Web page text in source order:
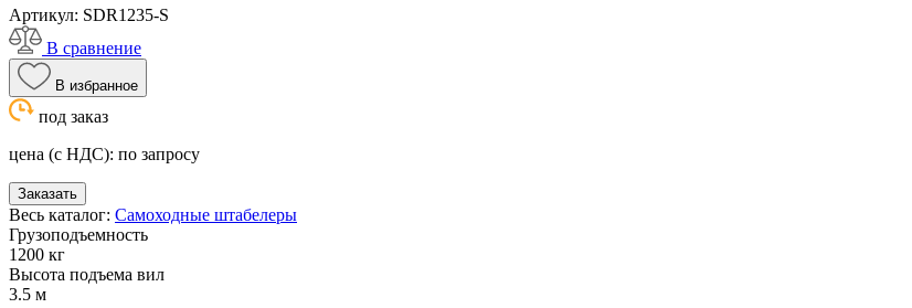
Артикул: SDR1235-S
В сравнение
В избранное
под заказ
цена (с НДС): по запросу
Заказать
Весь каталог: Самоходные штабелеры
Грузоподъемность
1200 кг
Высота подъема вил
3.5 м